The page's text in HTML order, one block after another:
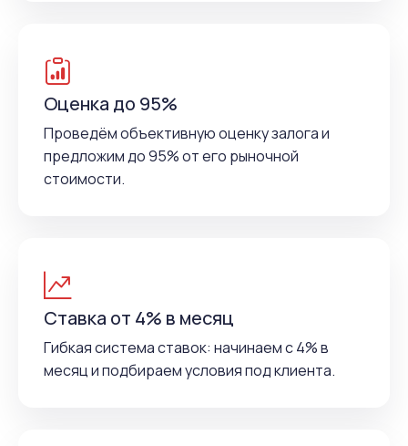
Оценка до 95%
Проведём объективную оценку залога и
предложим до 95% от его рыночной
стоимости.
Ставка от 4% в месяц
Гибкая система ставок: начинаем с 4% в
месяц и подбираем условия под клиента.